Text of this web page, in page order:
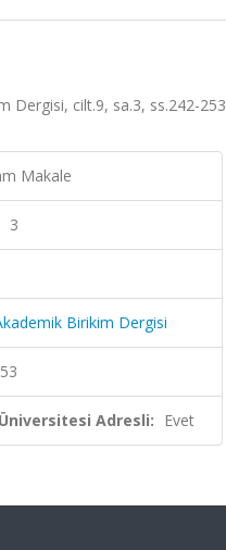
Dergisi, cilt.9, sa.3, ss.242-
Makale
3
Birikim Dergisi
Adresli: Evet